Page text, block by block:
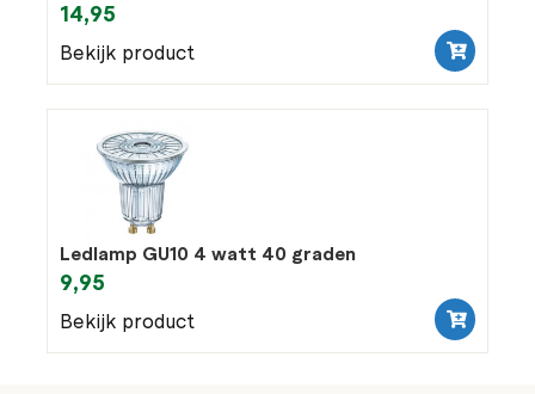
14,95
Bekijk product
Ledlamp GU10 4 watt 40 graden
9,95
Bekijk product